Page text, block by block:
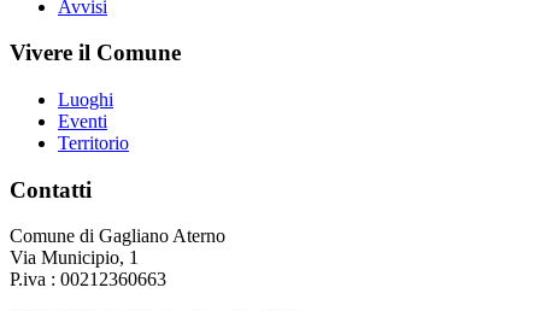
Avvisi
Vivere il Comune
Luoghi
Eventi
Territorio
Contatti
Comune di Gagliano Aterno
Via Municipio, 1
P.iva : 00212360663